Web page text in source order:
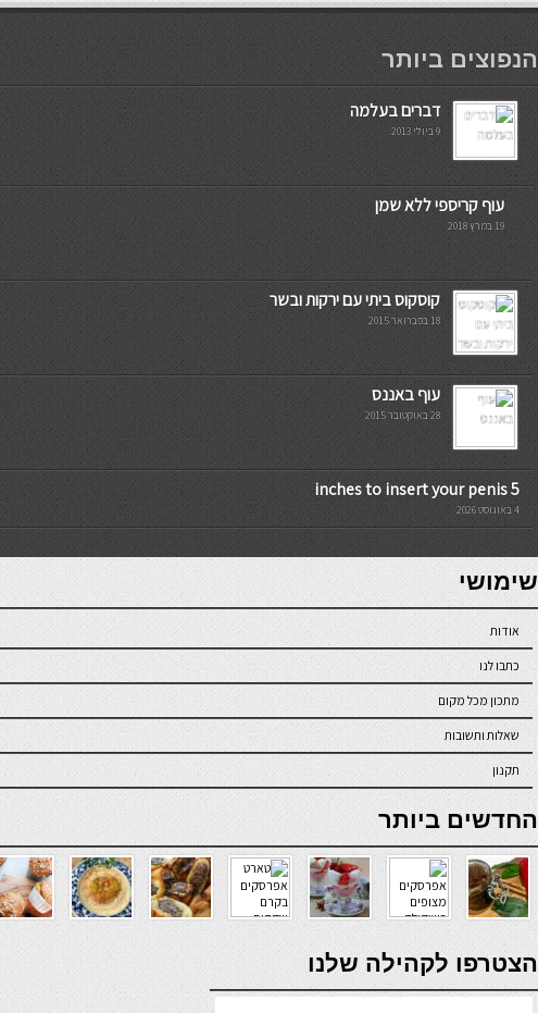
мостбет кг
הנפוצים ביותר
דברים בעלמה
9 ביולי 2013
עוף קריספי ללא שמן
19 במרץ 2018
קוסקוס ביתי עם ירקות ובשר
18 בפברואר 2015
עוף באננס
28 באוקטובר 2015
5 inches to insert your penis
4 באוגוסט 2026
7slots
seriöse online casinos österreich
שימושי
אודות
כתבו לנו
מתכון מכל מקום
שאלות ותשובות
תקנון
online casino
החדשים ביותר
verde casino
הצטרפו לקהילה שלנו